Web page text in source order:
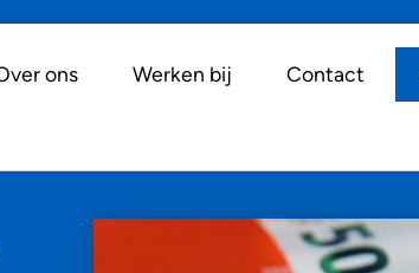
ons Werken bij Contact